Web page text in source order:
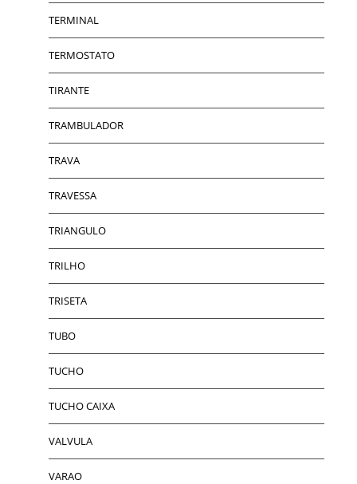
TERMINAL
TERMOSTATO
TIRANTE
TRAMBULADOR
TRAVA
TRAVESSA
TRIANGULO
TRILHO
TRISETA
TUBO
TUCHO
TUCHO CAIXA
VALVULA
VARAO